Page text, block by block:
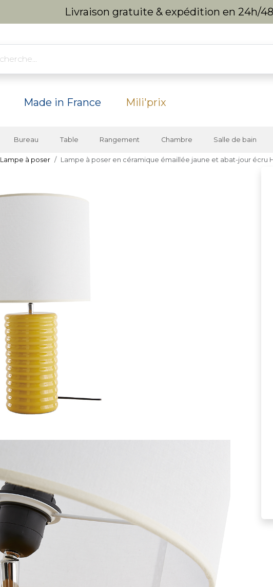
Livraison gratuite & expédition en 24h/
Made in France Mili'prix
Bureau Table Rangement Chambre Salle de bain
Lampe à poser Lampe à poser en céramique émaillée jaune et abat-jour écru